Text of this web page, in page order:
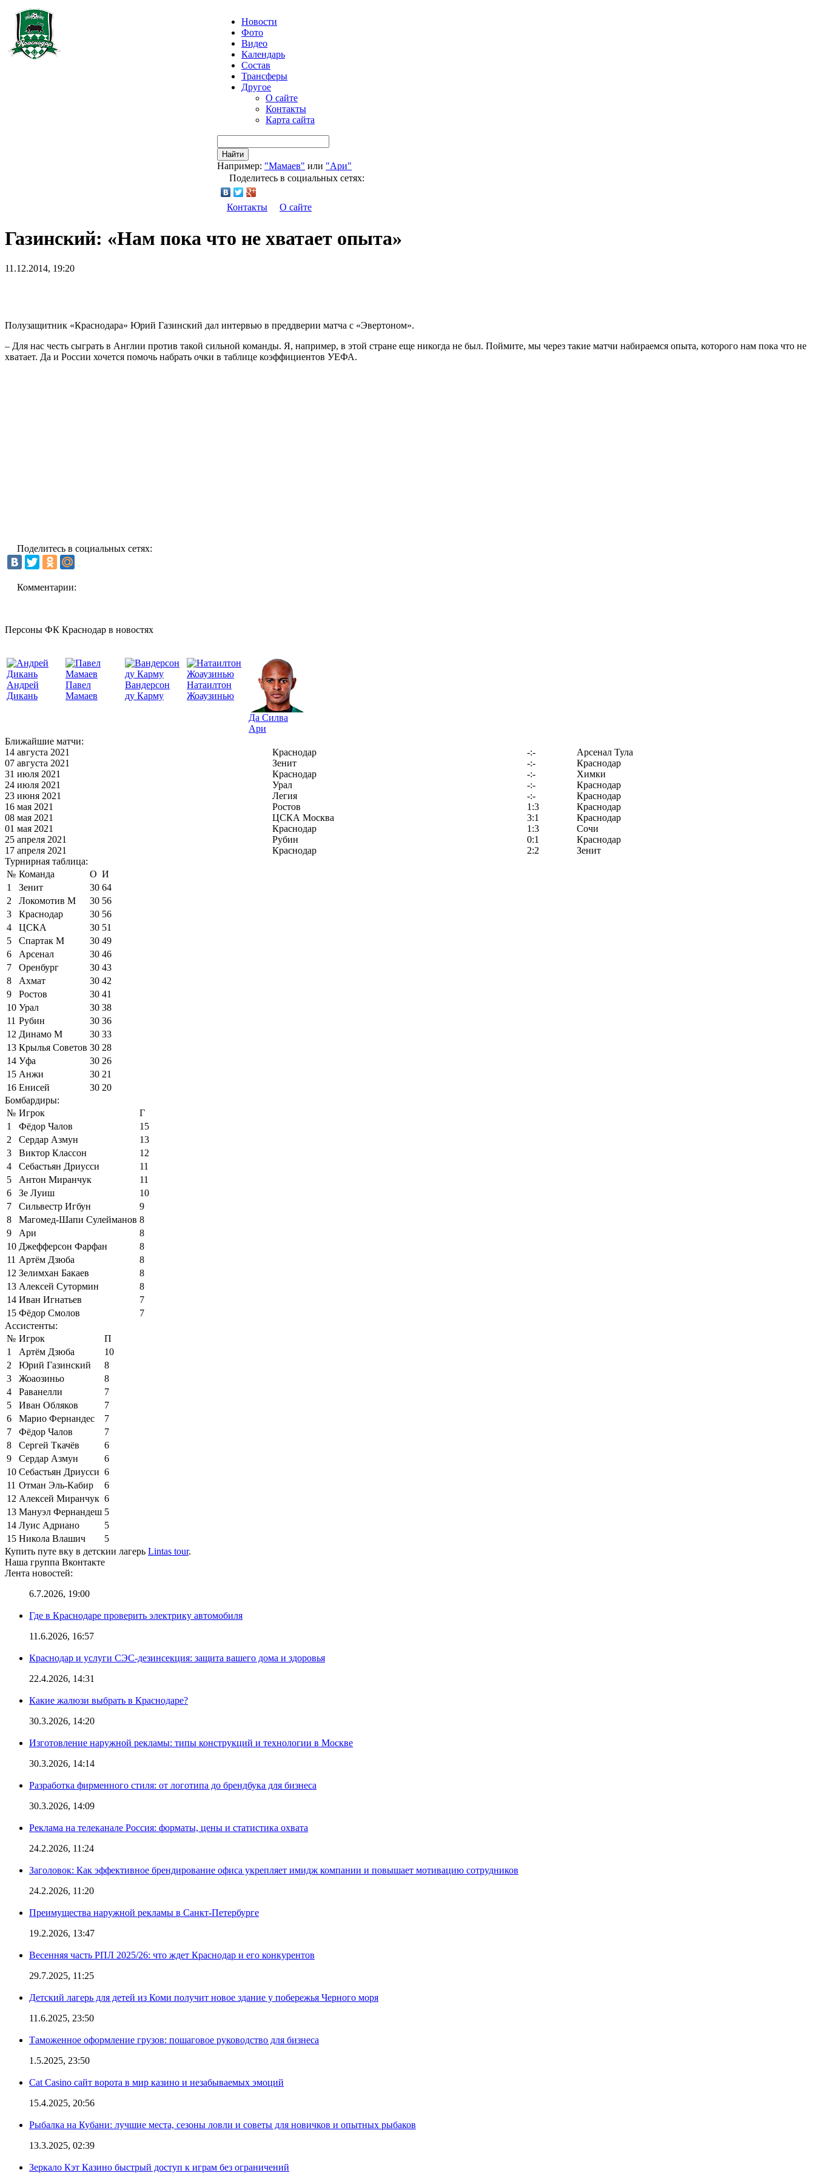
Новости
Фото
Видео
Календарь
Состав
Трансферы
Другое
О сайте
Контакты
Карта сайта
Найти
Например: "Мамаев" или "Ари"
Поделитесь в социальных сетях:
Контакты О сайте
Газинский: «Нам пока что не хватает опыта»
11.12.2014, 19:20
Полузащитник «Краснодара» Юрий Газинский дал интервью в преддверии матча с «Эвертоном».
– Для нас честь сыграть в Англии против такой сильной команды. Я, например, в этой стране еще никогда не был. Поймите, мы через такие матчи набираемся опыта, которого нам пока что не
хватает. Да и России хочется помочь набрать очки в таблице коэффициентов УЕФА.
Поделитесь в социальных сетях:
Комментарии:
Персоны ФК Краснодар в новостях
Андрей
Дикань
Павел
Мамаев
Вандерсон
ду Карму
Натаилтон
Жоаузинью
Да Силва
Ари
Ближайшие матчи:
14 августа 2021
Краснодар -:-
Арсенал Тула
07 августа 2021
Зенит -:-
Краснодар
31 июля 2021
Краснодар -:-
Химки
24 июля 2021
Урал -:-
Краснодар
23 июня 2021
Легия -:-
Краснодар
16 мая 2021
Ростов 1:3
Краснодар
08 мая 2021
ЦСКА Москва 3:1
Краснодар
01 мая 2021
Краснодар 1:3
Сочи
25 апреля 2021
Рубин 0:1
Краснодар
17 апреля 2021
Краснодар 2:2
Зенит
Турнирная таблица:
№ Команда О И
1
Зенит 30 64
2
Локомотив М 30 56
3
Краснодар 30 56
4
ЦСКА 30 51
5
Спартак М 30 49
6
Арсенал 30 46
7
Оренбург 30 43
8
Ахмат 30 42
9
Ростов 30 41
10 Урал 30 38
11 Рубин 30 36
12 Динамо М 30 33
13 Крылья Советов 30 28
14 Уфа 30 26
15 Анжи 30 21
16 Енисей 30 20
Бомбардиры:
№ Игрок
Г
1
Фёдор Чалов
15
2
Сердар Азмун
13
3
Виктор Классон
12
4
Себастьян Дриусси
11
5
Антон Миранчук
11
6
Зе Луиш
10
7
Сильвестр Игбун
9
8
Магомед-Шапи Сулейманов 8
9
Ари
8
10 Джефферсон Фарфан
8
11 Артём Дзюба
8
12 Зелимхан Бакаев
8
13 Алексей Сутормин
8
14 Иван Игнатьев
7
15 Фёдор Смолов
7
Ассистенты:
№ Игрок
П
1
Артём Дзюба
10
2
Юрий Газинский
8
3
Жоаозиньо
8
4
Раванелли
7
5
Иван Обляков
7
6
Марио Фернандес
7
7
Фёдор Чалов
7
8
Сергей Ткачёв
6
9
Сердар Азмун
6
10 Себастьян Дриусси 6
11 Отман Эль-Кабир
6
12 Алексей Миранчук 6
13 Мануэл Фернандеш 5
14 Луис Адриано
5
15 Никола Влашич
5
Купить путе вку в детскии лагерь Lintas tour.
Наша группа Вконтакте
Лента новостей:
6.7.2026, 19:00
Где в Краснодаре проверить электрику автомобиля
11.6.2026, 16:57
Краснодар и услуги СЭС-дезинсекция: защита вашего дома и здоровья
22.4.2026, 14:31
Какие жалюзи выбрать в Краснодаре?
30.3.2026, 14:20
Изготовление наружной рекламы: типы конструкций и технологии в Москве
30.3.2026, 14:14
Разработка фирменного стиля: от логотипа до брендбука для бизнеса
30.3.2026, 14:09
Реклама на телеканале Россия: форматы, цены и статистика охвата
24.2.2026, 11:24
Заголовок: Как эффективное брендирование офиса укрепляет имидж компании и повышает мотивацию сотрудников
24.2.2026, 11:20
Преимущества наружной рекламы в Санкт-Петербурге
19.2.2026, 13:47
Весенняя часть РПЛ 2025/26: что ждет Краснодар и его конкурентов
29.7.2025, 11:25
Детский лагерь для детей из Коми получит новое здание у побережья Черного моря
11.6.2025, 23:50
Таможенное оформление грузов: пошаговое руководство для бизнеса
1.5.2025, 23:50
Cat Casino сайт ворота в мир казино и незабываемых эмоций
15.4.2025, 20:56
Рыбалка на Кубани: лучшие места, сезоны ловли и советы для новичков и опытных рыбаков
13.3.2025, 02:39
Зеркало Кэт Казино быстрый доступ к играм без ограничений